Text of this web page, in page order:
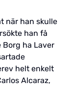
när han skulle
han få
Borg ha Laver
helt enkelt
Alcaraz,